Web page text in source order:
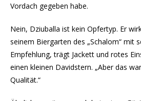
Vordach gegeben habe.
Nein, Dziuballa ist kein Opfertyp. Er
seinem Biergarten des „Schalom“ mit
Empfehlung, trägt Jackett und rotes
einen kleinen Davidstern. „Aber das
Qualität.“